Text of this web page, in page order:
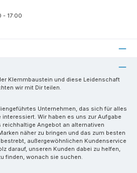
- 17:00
Klemmbaustein und diese Leidenschaft
wir mit Dir teilen.
Unternehmen, das sich für alles
Wir haben es uns zur Aufgabe
reichhaltige Angebot an alternativen
näher zu bringen und das zum besten
außergewöhnlichen Kundenservice
darauf, unseren Kunden dabei zu helfen,
finden, wonach sie suchen.